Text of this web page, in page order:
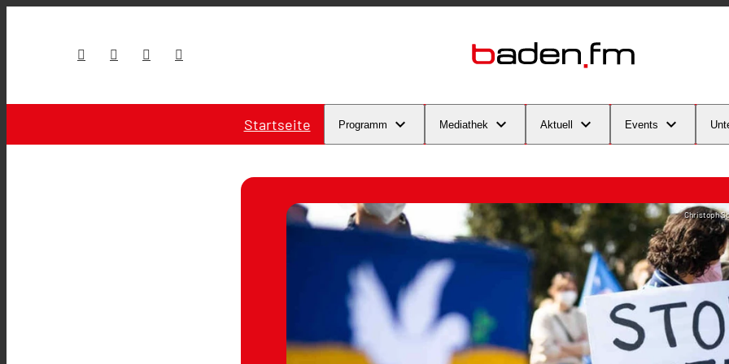
Startseite Programm Mediathek Aktuell Events
Christoph